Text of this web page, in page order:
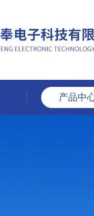
产品中